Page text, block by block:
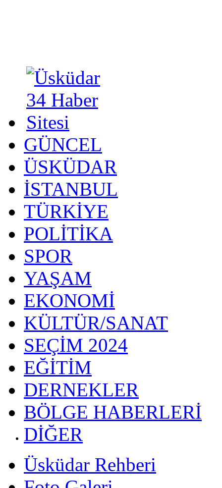
GÜNCEL
ÜSKÜDAR
İSTANBUL
TÜRKİYE
POLİTİKA
SPOR
YAŞAM
EKONOMİ
KÜLTÜR/SANAT
SEÇİM 2024
EĞİTİM
DERNEKLER
BÖLGE HABERLERİ
DİĞER
Üsküdar Rehberi